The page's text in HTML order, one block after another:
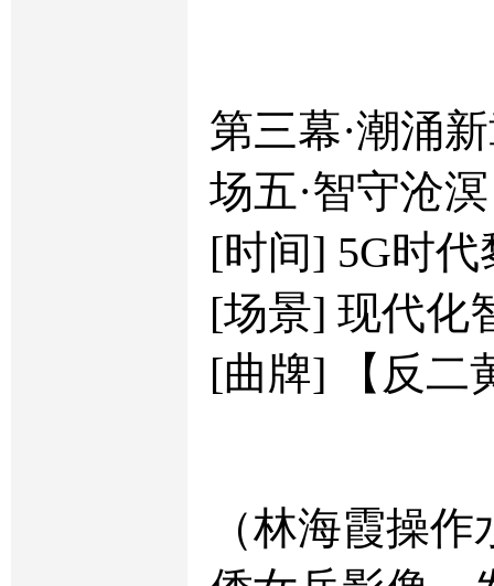
第三幕·潮涌
场五·智守沧溟
[时间] 5G时代
[场景] 现代化
[曲牌] 【反二
（林海霞操